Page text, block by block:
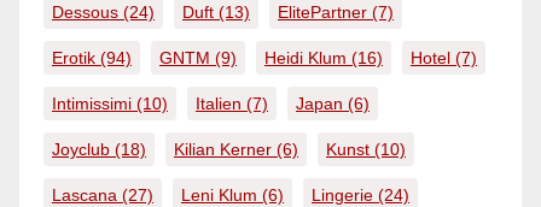
Dessous (24) Duft (13) ElitePartner (7)
Erotik (94) GNTM (9) Heidi Klum (16) Hotel (7)
Intimissimi (10) Italien (7) Japan (6)
Joyclub (18) Kilian Kerner (6) Kunst (10)
Lascana (27) Leni Klum (6) Lingerie (24)